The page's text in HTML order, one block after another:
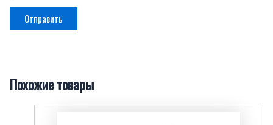
Похожие товары